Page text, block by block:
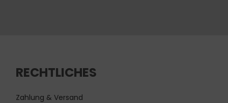
RECHTLICHES
Zahlung & Versand